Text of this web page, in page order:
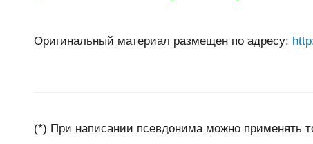
Оригинальный материал размещен по адресу:
(*) При написании псевдонима можно применять